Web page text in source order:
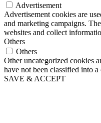
Advertisement
Advertisement cookies are
and marketing campaigns.
websites and collect
Others
Others
Other uncategorized cookies
have not been classified into a
SAVE & ACCEPT